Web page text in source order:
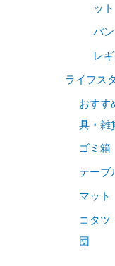
ット
パ
レ
ライフス
おすす
具・雑
ゴミ箱
テーブ
マット
コタツ
団